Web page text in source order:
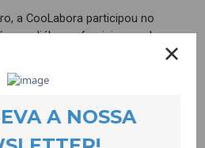
a CooLabora participou no
diálogos femininos sobre
evento teve como principal
e a reflexão em torno das
o trabalho do Gabinete de Apoio à
da CooLabora e também o